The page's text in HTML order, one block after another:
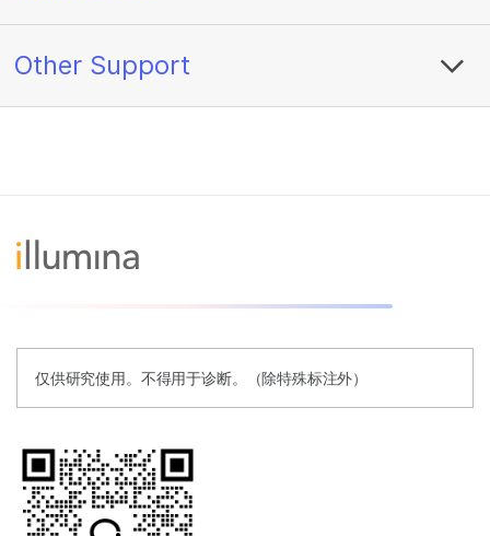
Other Support
仅供研究使用。不得用于诊断。（除特殊标注外）